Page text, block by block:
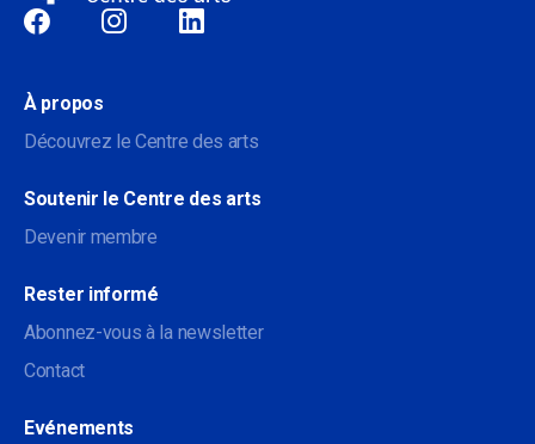
Sociale
À propos
Découvrez le Centre des arts
Soutenir le Centre des arts
Devenir membre
Rester informé
Abonnez-vous à la newsletter
Contact
Evénements